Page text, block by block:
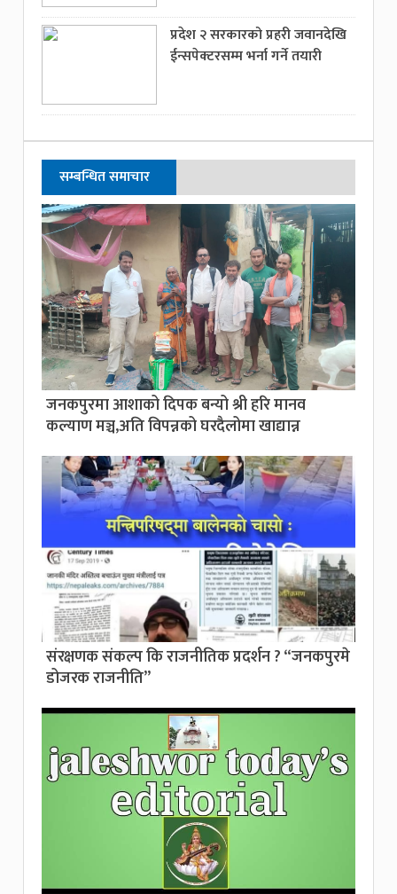
प्रदेश २ सरकारको प्रहरी जवानदेखि
ईन्सपेक्टरसम्म भर्ना गर्ने तयारी
सम्बन्धित समाचार
जनकपुरमा आशाको दिपक बन्यो श्री हरि मानव
कल्याण मञ्च,अति विपन्नको घरदैलोमा खाद्यान्न
संरक्षणक संकल्प कि राजनीतिक प्रदर्शन ? “जनकपुरमे
डोजरक राजनीति”